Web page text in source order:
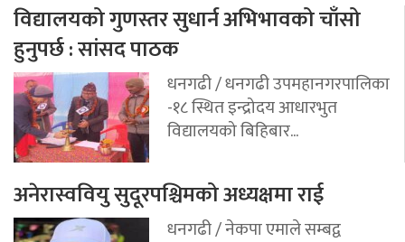
विद्यालयको गुणस्तर सुधार्न अभिभावको चाँसो
हुनुपर्छ : सांसद पाठक
धनगढी / धनगढी उपमहानगरपालिका
-१८ स्थित इन्द्रोदय आधारभुत
विद्यालयको बिहिबार...
अनेरास्ववियु सुदूरपश्चिमको अध्यक्षमा राई
धनगढी / नेकपा एमाले सम्बद्व